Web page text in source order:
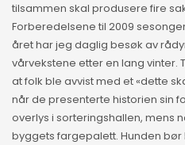
tilsammen skal produsere fire
Forberedelsene til 2009
året har jeg daglig besøk av
vårvekstene etter en lang vinter.
at folk ble avvist med et «dette
når de presenterte historien sin
overlys i sorteringshallen, mens
byggets fargepalett. Hunden bør